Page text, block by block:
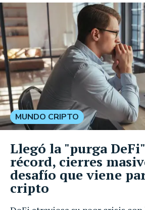
MUNDO CRIPTO
Llegó la "purga
récord, cierres
desafío que viene
cripto